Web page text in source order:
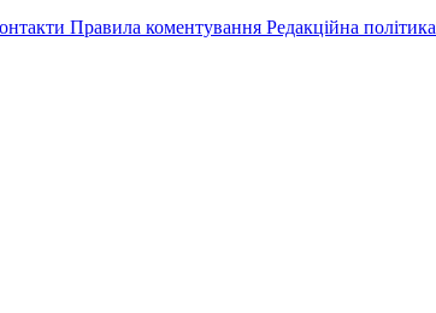
Правила коментування Редакційна політика